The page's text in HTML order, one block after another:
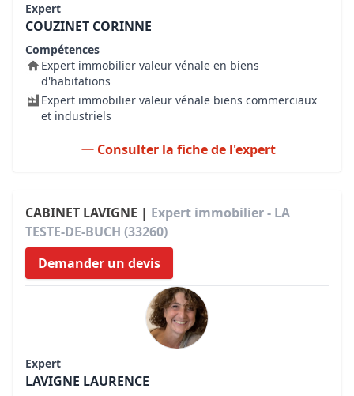
Expert
COUZINET CORINNE
Compétences
Expert immobilier valeur vénale en biens
d'habitations
Expert immobilier valeur vénale biens commerciaux
et industriels
Consulter la fiche de l'expert
CABINET LAVIGNE | Expert immobilier - LA
TESTE-DE-BUCH (33260)
Demander un devis
Expert
LAVIGNE LAURENCE